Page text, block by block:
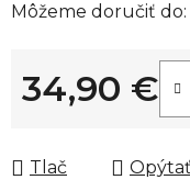
Môžeme doručiť do:
34,90 €
Jednotková cena:
Tlač